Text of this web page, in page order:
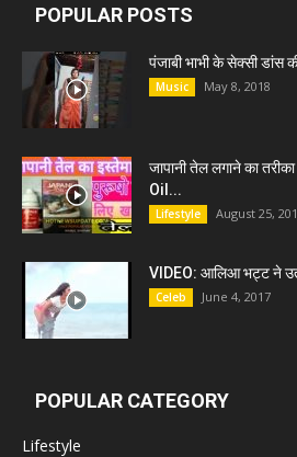
POPULAR POSTS
पंजाबी भाभी के सेक्सी डांस
Music May 8, 2018
जापानी तेल लगाने का
Oil...
Lifestyle August 25,
VIDEO: आलिआ भट्ट ने
Celeb June 4, 2017
POPULAR CATEGORY
Lifestyle